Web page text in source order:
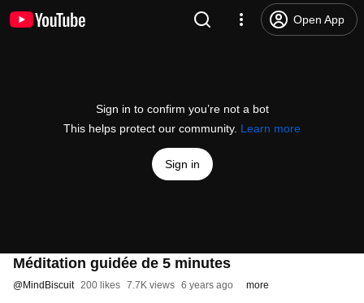
Open App
Sign in to confirm you’re not a bot
This helps protect our community. Learn more
Sign in
Méditation guidée de 5 minutes
@MindBiscuit 200 likes 7.7K views 6 years ago more